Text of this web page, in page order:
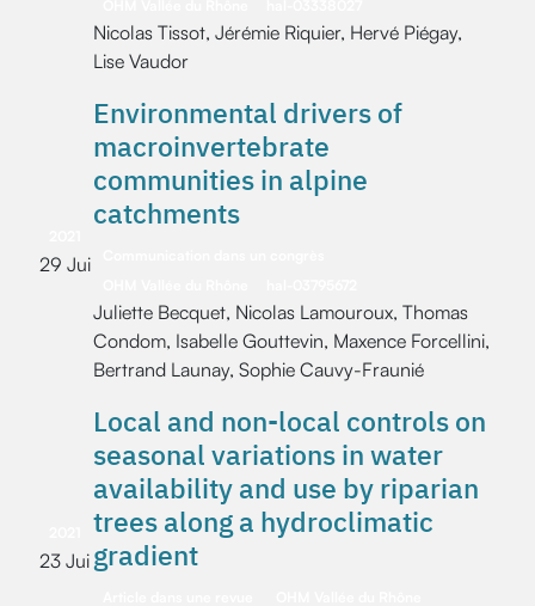
Nicolas Tissot, Jérémie Riquier, Hervé Piégay,
Lise Vaudor
29 Jui
Environmental drivers of
macroinvertebrate
communities in alpine
catchments
Juliette Becquet, Nicolas Lamouroux, Thomas
Condom, Isabelle Gouttevin, Maxence Forcellini,
Bertrand Launay, Sophie Cauvy-Fraunié
23 Jui
Local and non-local controls on
seasonal variations in water
availability and use by riparian
trees along a hydroclimatic
gradient